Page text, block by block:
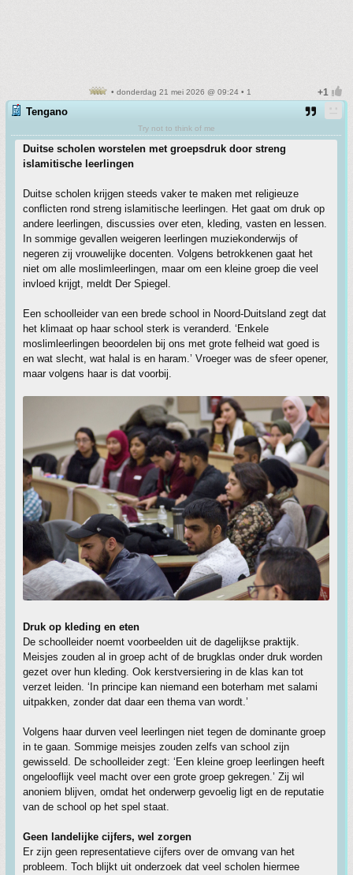
• donderdag 21 mei 2026 @ 09:24 • 1
Tengano
Try not to think of me
Duitse scholen worstelen met groepsdruk door streng
islamitische leerlingen
Duitse scholen krijgen steeds vaker te maken met religieuze
conflicten rond streng islamitische leerlingen. Het gaat om druk op
andere leerlingen, discussies over eten, kleding, vasten en lessen.
In sommige gevallen weigeren leerlingen muziekonderwijs of
negeren zij vrouwelijke docenten. Volgens betrokkenen gaat het
niet om alle moslimleerlingen, maar om een kleine groep die veel
invloed krijgt, meldt Der Spiegel.
Een schoolleider van een brede school in Noord-Duitsland zegt dat
het klimaat op haar school sterk is veranderd. ‘Enkele
moslimleerlingen beoordelen bij ons met grote felheid wat goed is
en wat slecht, wat halal is en haram.’ Vroeger was de sfeer opener,
maar volgens haar is dat voorbij.
Druk op kleding en eten
De schoolleider noemt voorbeelden uit de dagelijkse praktijk.
Meisjes zouden al in groep acht of de brugklas onder druk worden
gezet over hun kleding. Ook kerstversiering in de klas kan tot
verzet leiden. ‘In principe kan niemand een boterham met salami
uitpakken, zonder dat daar een thema van wordt.’
Volgens haar durven veel leerlingen niet tegen de dominante groep
in te gaan. Sommige meisjes zouden zelfs van school zijn
gewisseld. De schoolleider zegt: ‘Een kleine groep leerlingen heeft
ongelooflijk veel macht over een grote groep gekregen.’ Zij wil
anoniem blijven, omdat het onderwerp gevoelig ligt en de reputatie
van de school op het spel staat.
Geen landelijke cijfers, wel zorgen
Er zijn geen representatieve cijfers over de omvang van het
probleem. Toch blijkt uit onderzoek dat veel scholen hiermee